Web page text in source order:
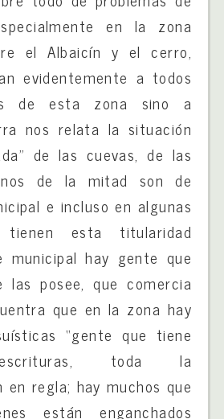
en la zona
el Albaicín y el cerro,
evidentemente a todos
de esta zona sino a
nos relata la situación
de las cuevas, de las
de la mitad son de
e incluso en algunas
esta titularidad
municipal hay gente que
las posee, que comercia
que en la zona hay
“gente que tiene
toda la
en regla; hay muchos que
están enganchados